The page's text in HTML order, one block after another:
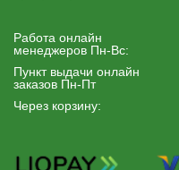
Работа онлайн
менеджеров Пн-Вс:
Пункт выдачи онлайн
заказов Пн-Пт
Через корзину: